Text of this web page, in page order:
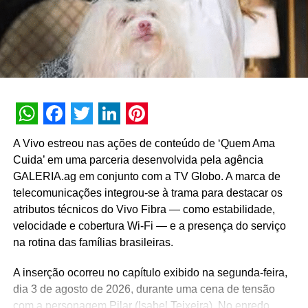
(23) e Chiara (4) — aborda a importância da convivência
cotidiana e do diálogo intergeracional. A campanha visa
aproximar o público da marca por meio de relatos sobre
rotina, aprendizados em família e companheirismo.
Urban convida Gustavo Borges e aborda longevidade
em nova coleção
WhatsApp
Facebook
Twitter
LinkedIn
Pinterest
A Vivo estreou nas ações de conteúdo de ‘Quem Ama
Cuida’ em uma parceria desenvolvida pela agência
GALERIA.ag em conjunto com a TV Globo. A marca de
telecomunicações integrou-se à trama para destacar os
atributos técnicos do Vivo Fibra — como estabilidade,
velocidade e cobertura Wi-Fi — e a presença do serviço
na rotina das famílias brasileiras.
A inserção ocorreu no capítulo exibido na segunda-feira,
dia 3 de agosto de 2026, durante uma cena de tensão